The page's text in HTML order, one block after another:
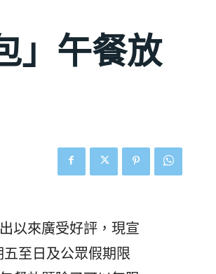
」午餐放
以來廣受好評，現宣
至日及公眾假期限